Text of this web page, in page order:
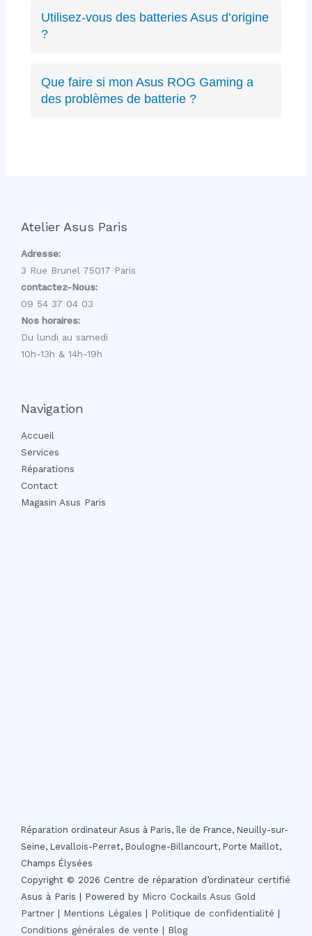
Zephyrus, TUF Gaming, ExpertBook, ProArt,
récents ou anciens. Expertise complète sur
Utilisez-vous des batteries Asus d’origine
?
équivalents certifiés aux mêmes spécifications
techniques et de qualité équivalente.
Que faire si mon Asus ROG Gaming a
des problèmes de batterie ?
Atelier Asus Paris
Adresse:
3 Rue Brunel 75017 Paris
contactez-Nous:
09 54 37 04 03
Nos horaires:
Du lundi au samedi
10h-13h & 14h-19h
Navigation
Accueil
Services
Réparations
Contact
Magasin Asus Paris
Réparation ordinateur Asus à Paris, île de France, Neuilly-sur-
Seine, Levallois-Perret, Boulogne-Billancourt, Porte Maillot,
Champs Élysées
Copyright © 2026 Centre de réparation d’ordinateur certifié
Asus à Paris | Powered by Micro Cockails Asus Gold
Partner
Mentions Légales Politique de confidentialité
Conditions générales de vente
Blog